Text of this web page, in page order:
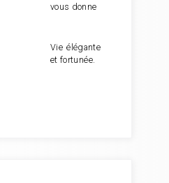
vous donne
Vie élégante
et fortunée.